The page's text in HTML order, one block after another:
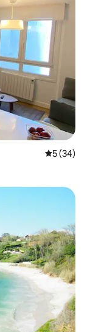
レビュー
5 (34)